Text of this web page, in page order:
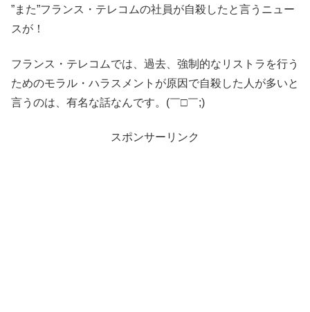
”また”フランス・テレコムの社員が自殺したと言うニュー
スが！
フランス・テレコムでは、過去、強制的なリストラを行う
ためのモラル・ハラスメントが原因で自殺した人が多いと
言うのは、有名な話なんです。(￣□￣;)
スポンサーリンク